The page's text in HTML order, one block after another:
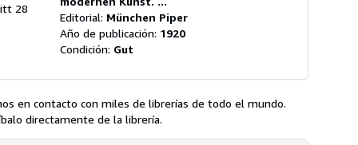
28
Editorial: München Piper
Año de publicación: 1920
Condición: Gut
en contacto con miles de librerías de todo el mundo.
directamente de la librería.